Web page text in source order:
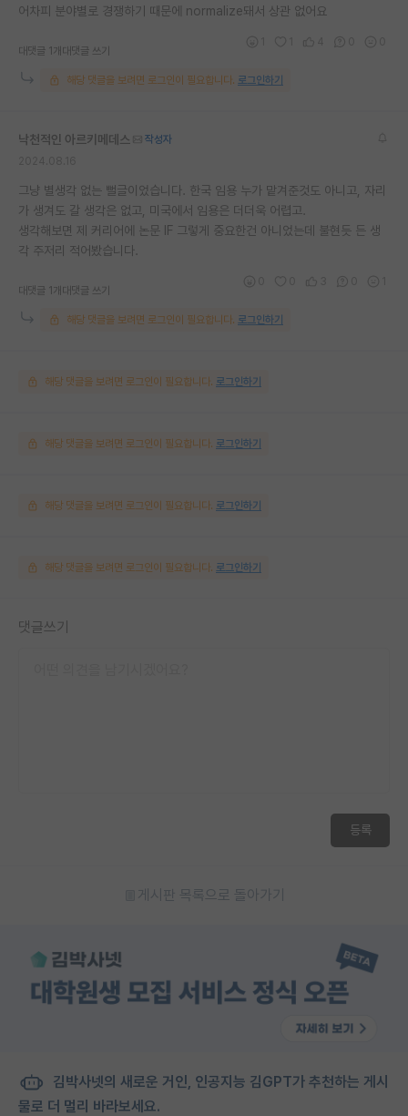
어차피 분야별로 경쟁하기 때문에 normalize돼서 상관 없어요
대댓글 1개 대댓글 쓰기
해당 댓글을 보려면 로그인이 필요합니다. 로그인하기
낙천적인 아르키메데스
작성자
그냥 별생각 없는 뻘글이었습니다. 한국 임용 누가 맡겨준것도 아니고, 자리
가 생겨도 갈 생각은 없고, 미국에서 임용은 더더욱 어렵고.
생각해보면 제 커리어에 논문 IF 그렇게 중요한건 아니었는데 불현듯 든 생
각 주저리 적어봤습니다.
대댓글 1개 대댓글 쓰기
해당 댓글을 보려면 로그인이 필요합니다. 로그인하기
해당 댓글을 보려면 로그인이 필요합니다. 로그인하기
해당 댓글을 보려면 로그인이 필요합니다. 로그인하기
해당 댓글을 보려면 로그인이 필요합니다. 로그인하기
해당 댓글을 보려면 로그인이 필요합니다. 로그인하기
댓글쓰기
등록
게시판 목록으로 돌아가기
김박사넷의 새로운 거인, 인공지능 김GPT가 추천하는 게시
물로 더 멀리 바라보세요.